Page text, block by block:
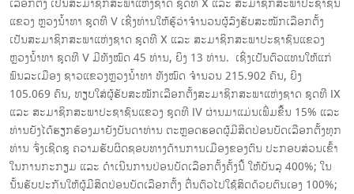
ເລືອກຕັ້ງ ເປັນສະມາຊິກສະພາແຫ່ງຊາດ ຊຸດທີ X ແລະ ສະມາຊິກສະພາປະຊາຊົນ
ແຂວງ ຫຼວງນໍ້າທາ ຊຸດທີ V ເຊີ່ງທ່ານໃຫ້ຮູ້ວ່າຈຳນວນຜູ້ລົງຮັບສະໝັກເລືອກຕັ້ງ
ເປັນສະມາຊິກສະພາແຫ່ງຊາດ ຊຸດທີ X ແລະ ສະມາຊິກສະພາປະຊາຊົນແຂວງ
ຫຼວງນໍ້າທາ ຊຸດທີ V ມີທັງໝົດ 45 ທ່ານ, ຍິງ 13 ທ່ານ. ເຊິ່ງເປັນຕົວແທນໃຫ້ແກ່
ພົນລະເມືອງ ຊາວແຂວງຫຼວງນໍ້າທາ ທັງໝົດ ຈໍານວນ 215.902 ຄົນ, ຍິງ
105.069 ຄົນ, ທຽບໃສ່ຜູ້ຮັບສະໝັກເລືອກຕັ້ງສະມາຊິກສະພາແຫ່ງຊາດ ຊຸດທີ IX
ແລະ ສະມາຊິກສະພາປະຊາຊົນແຂວງ ຊຸດທີ IV ຜ່ານມາແມ່ນເພີ່ມຂື້ນ 15% ແລະ
ທ່ານຍັງໄດ້ຮຽກຮ້ອງມາຍັງບັນດາທ່ານ ຕະຫຼອດຮອດຜູ້ມີສິດປ່ອນບັດເລືອກຕັ້ງທຸກ
ທ່ານ ຈົ່ງເຊີດຊູ ຄວາມຮັບຜິດຊອບທາງດ້ານການເມືອງຂອງຕົນ ປະກອບສ່ວນເຂົ້າ
ໃນການກະກຽມ ແລະ ດໍາເນີນການປ່ອນບັດເລືອກຕັ້ງຄັ້ງນີ້ ໃຫ້ບັນລຸ 400%; ໃນ
ນັ້ນຮັບປະກັນໃຫ້ຜູ້ມີສິດປ່ອນບັດເລືອກຕັ້ງ ຕື່ນຕົວໄປໃຊ້ສິດດ້ວຍຕົນເອງ 100%;